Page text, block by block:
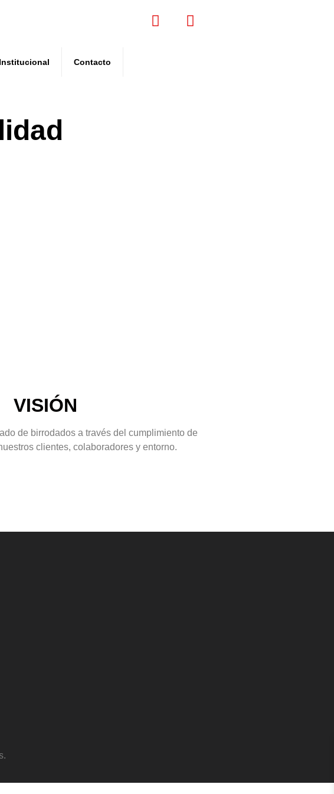
Institucional Contacto
VISIÓN
de birrodados a través del cumplimiento de
clientes, colaboradores y entorno.